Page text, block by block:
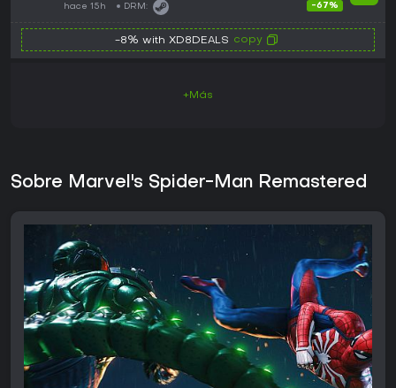
hace 15h DRM: -67%
-8% with XD8DEALS copy
+Más
Sobre Marvel's Spider-Man Remastered